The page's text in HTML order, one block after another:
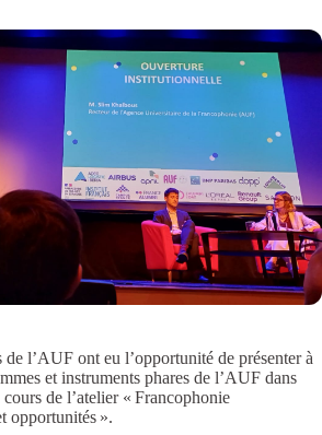
l’AUF ont eu l’opportunité de présenter à
et instruments phares de l’AUF dans
de l’atelier « Francophonie
opportunités ».